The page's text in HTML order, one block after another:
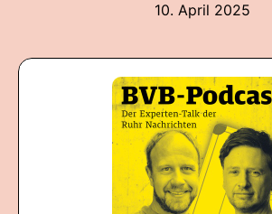
10. April 2025